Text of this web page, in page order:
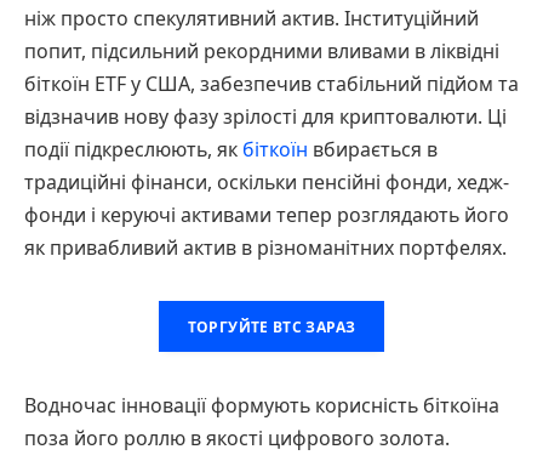
ніж просто спекулятивний актив. Інституційний
попит, підсильний рекордними вливами в ліквідні
біткоїн ETF у США, забезпечив стабільний підйом та
відзначив нову фазу зрілості для криптовалюти. Ці
події підкреслюють, як біткоїн вбирається в
традиційні фінанси, оскільки пенсійні фонди, хедж-
фонди і керуючі активами тепер розглядають його
як привабливий актив в різноманітних портфелях.
ТОРГУЙТЕ BTC ЗАРАЗ
Водночас інновації формують корисність біткоїна
поза його роллю в якості цифрового золота.